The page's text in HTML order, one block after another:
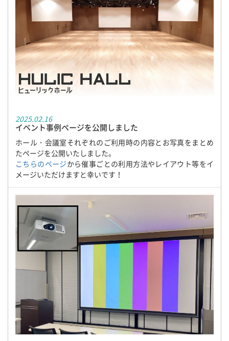
2025.02.16
イベント事例ページを公開しました
ホール・会議室それぞれのご利用時の内容とお写真をまとめ
たページを公開いたしました。
こちらのページから催事ごとの利用方法やレイアウト等をイ
メージいただけますと幸いです！